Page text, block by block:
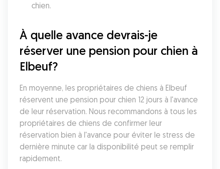
chien.
À quelle avance devrais-je
réserver une pension pour chien à
Elbeuf?
En moyenne, les propriétaires de chiens à Elbeuf
réservent une pension pour chien 12 jours à l'avance
de leur réservation. Nous recommandons à tous les
propriétaires de chiens de confirmer leur
réservation bien à l'avance pour éviter le stress de
dernière minute car la disponibilité peut se remplir
rapidement.